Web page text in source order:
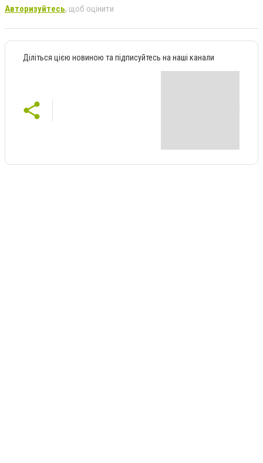
Авторизуйтесь, щоб оцінити
Діліться цією новиною та підписуйтесь на наші канали